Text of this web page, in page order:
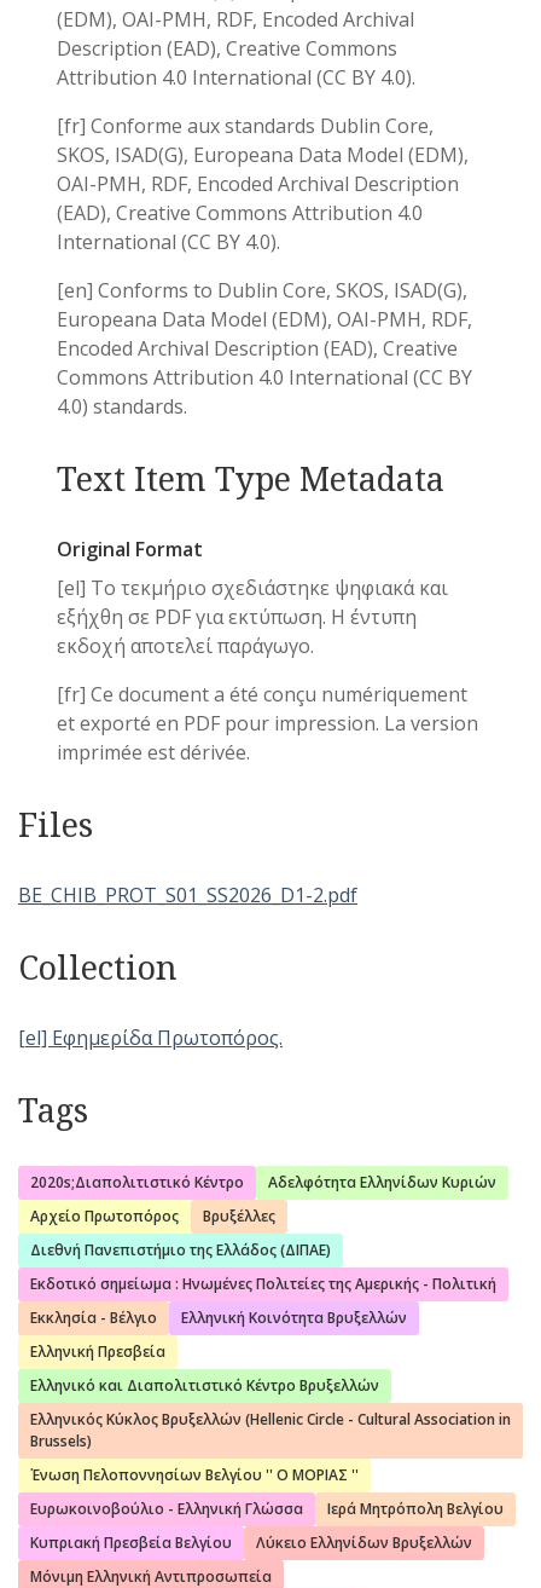
(EDM), OAI-PMH, RDF, Encoded Archival
Description (EAD), Creative Commons
Attribution 4.0 International (CC BY 4.0).
[fr] Conforme aux standards Dublin Core,
SKOS, ISAD(G), Europeana Data Model (EDM),
OAI-PMH, RDF, Encoded Archival Description
(EAD), Creative Commons Attribution 4.0
International (CC BY 4.0).
[en] Conforms to Dublin Core, SKOS, ISAD(G),
Europeana Data Model (EDM), OAI-PMH, RDF,
Encoded Archival Description (EAD), Creative
Commons Attribution 4.0 International (CC BY
4.0) standards.
Text Item Type Metadata
Original Format
[el] Το τεκμήριο σχεδιάστηκε ψηφιακά και
εξήχθη σε PDF για εκτύπωση. Η έντυπη
εκδοχή αποτελεί παράγωγο.
[fr] Ce document a été conçu numériquement
et exporté en PDF pour impression. La version
imprimée est dérivée.
Files
BE_CHIB_PROT_S01_SS2026_D1-2.pdf
Collection
[el] Εφημερίδα Πρωτοπόρος.
Tags
2020s;Διαπολιτιστικό Κέντρο
Αδελφότητα Ελληνίδων Κυριών
Αρχείο Πρωτοπόρος
Βρυξέλλες
Διεθνή Πανεπιστήμιο της Ελλάδος (ΔΙΠΑΕ)
Εκδοτικό σημείωμα : Ηνωμένες Πολιτείες της Αμερικής - Πολιτική
Εκκλησία - Βέλγιο
Ελληνική Κοινότητα Βρυξελλών
Ελληνική Πρεσβεία
Ελληνικό και Διαπολιτιστικό Κέντρο Βρυξελλών
Ελληνικός Κύκλος Βρυξελλών (Hellenic Circle - Cultural Association in
Brussels)
Ένωση Πελοποννησίων Βελγίου '' Ο ΜΟΡΙΑΣ ''
Ευρωκοινοβούλιο - Ελληνική Γλώσσα
Ιερά Μητρόπολη Βελγίου
Κυπριακή Πρεσβεία Βελγίου
Λύκειο Ελληνίδων Βρυξελλών
Μόνιμη Ελληνική Αντιπροσωπεία